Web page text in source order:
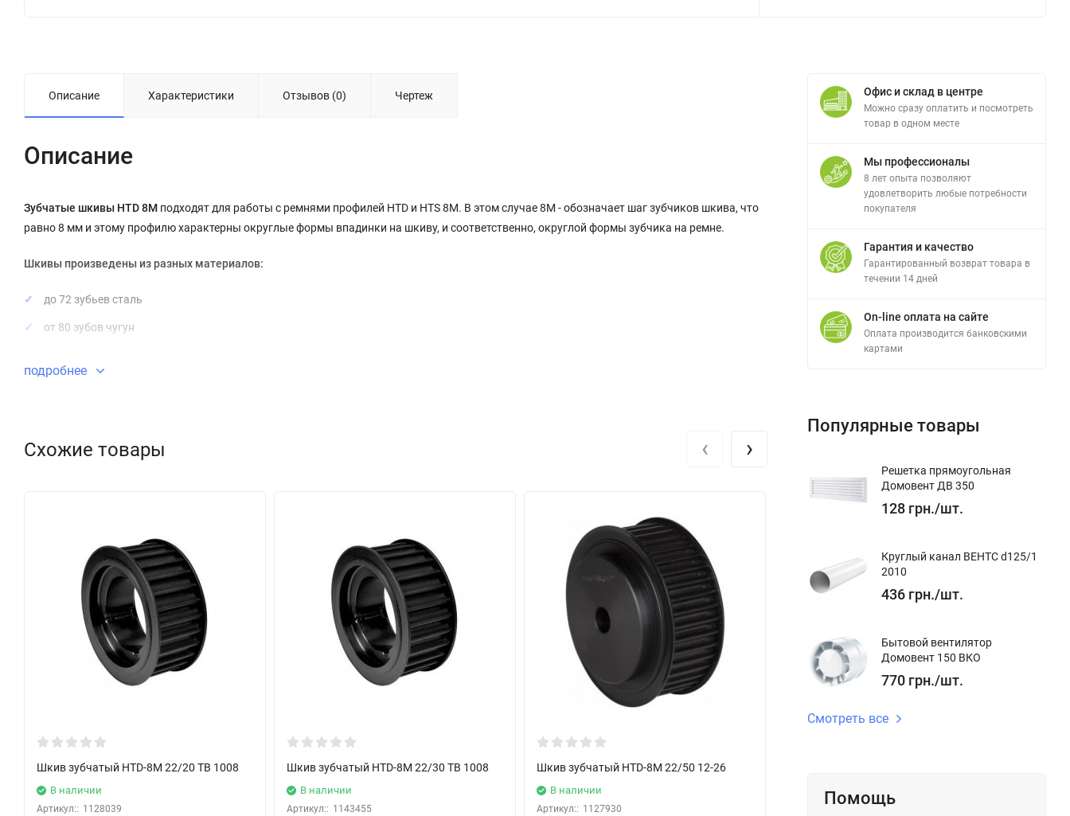
Описание Характеристики Отзывов (0) Чертеж
Описание
Зубчатые шкивы HTD 8M подходят для работы с ремнями профилей HTD и HTS 8M. В этом случае 8М - обозначает шаг зубчиков шкива, что
равно 8 мм и этому профилю характерны округлые формы впадинки на шкиву, и соответственно, округлой формы зубчика на ремне.
Шкивы произведены из разных материалов:
до 72 зубьев сталь
от 80 зубов чугун
Направляющая обода:
Зубчатые шкивы отличаются по способу монтажа, поставляются двух основных типов:
Отличие заключается в том, что в первом случае заказчик получает шкив с предварительно подготовленным отверстием небольшого
диаметра и растачивает его до необходимого ему посадочного диаметра. Во втором случае, заказчик получает шкив с отверстием под
коническую втулку. Коническая втулка приобретается дополнительно и выбирается конкретно под ваш посадочный диаметр.
подробнее
Схожие товары
Шкив зубчатый HTD-8M 22/20 TB 1008
В наличии
Артикул:: 1128039
Шкив зубчатый HTD-8M 22/30 TB 1008
В наличии
Артикул:: 1143455
Шкив зубчатый HTD-8M 22/50 12-26
В наличии
Артикул:: 1127930
В наличии
‹ ›
Офис и склад в центре
Можно сразу оплатить и посмотреть
товар в одном месте
Мы профессионалы
8 лет опыта позволяют
удовлетворить любые потребности
покупателя
Гарантия и качество
Гарантированный возврат товара в
течении 14 дней
On-line оплата на сайте
Оплата производится банковскими
картами
Популярные товары
Решетка прямоугольная
Домовент ДВ 350
128 грн./шт.
Круглый канал ВЕНТС d125/1
2010
436 грн./шт.
Бытовой вентилятор
Домовент 150 ВКО
770 грн./шт.
Смотреть все
Помощь